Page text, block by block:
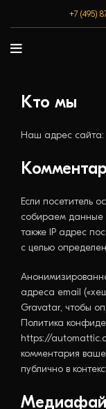
+7 (495)
Кто мы
Наш адрес
Если посетитель
собираем данные
также IP адрес
с целью
адреса email
Gravatar, чтобы
Политика
https://
комментария
публично в